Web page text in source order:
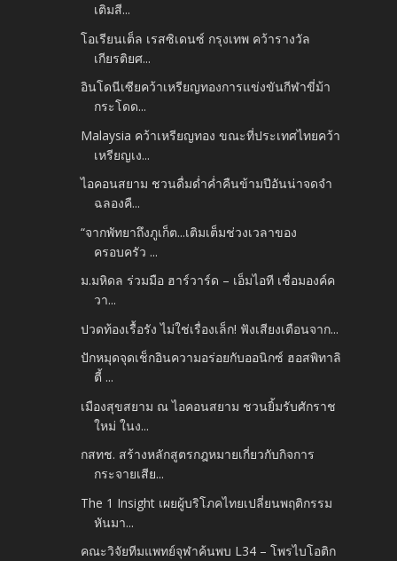
เติมสี...
โอเรียนเต็ล เรสซิเดนซ์ กรุงเทพ คว้ารางวัล
เกียรติยศ...
อินโดนีเซียคว้าเหรียญทองการแข่งขันกีฬาขี่ม้า
กระโดด...
Malaysia คว้าเหรียญทอง ขณะที่ประเทศไทยคว้า
เหรียญเง...
ไอคอนสยาม ชวนดื่มด่ำค่ำคืนข้ามปีอันน่าจดจำ
ฉลองคื...
“จากพัทยาถึงภูเก็ต...เติมเต็มช่วงเวลาของ
ครอบครัว ...
ม.มหิดล ร่วมมือ ฮาร์วาร์ด – เอ็มไอที เชื่อมองค์ค
วา...
ปวดท้องเรื้อรัง ไม่ใช่เรื่องเล็ก! ฟังเสียงเตือนจาก...
ปักหมุดจุดเช็กอินความอร่อยกับออนิกซ์ ฮอสพิทาลิ
ตี้ ...
เมืองสุขสยาม ณ ไอคอนสยาม ชวนยิ้มรับศักราช
ใหม่ ในง...
กสทช. สร้างหลักสูตรกฎหมายเกี่ยวกับกิจการ
กระจายเสีย...
The 1 Insight เผยผู้บริโภคไทยเปลี่ยนพฤติกรรม
หันมา...
คณะวิจัยทีมแพทย์จุฬาค้นพบ L34 – โพรไบโอติก